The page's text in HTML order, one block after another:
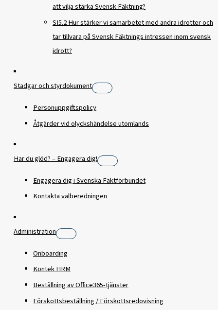
att vilja stärka Svensk Fäktning?
SI5.2 Hur stärker vi samarbetet med andra idrotter och
tar tillvara på Svensk Fäktnings intressen inom svensk
idrott?
Stadgar och styrdokument
Personuppgiftspolicy
Åtgärder vid olyckshändelse utomlands
Har du glöd? – Engagera dig!
Engagera dig i Svenska Fäktförbundet
Kontakta valberedningen
Administration
Onboarding
Kontek HRM
Beställning av Office365-tjänster
Förskottsbeställning / Förskottsredovisning